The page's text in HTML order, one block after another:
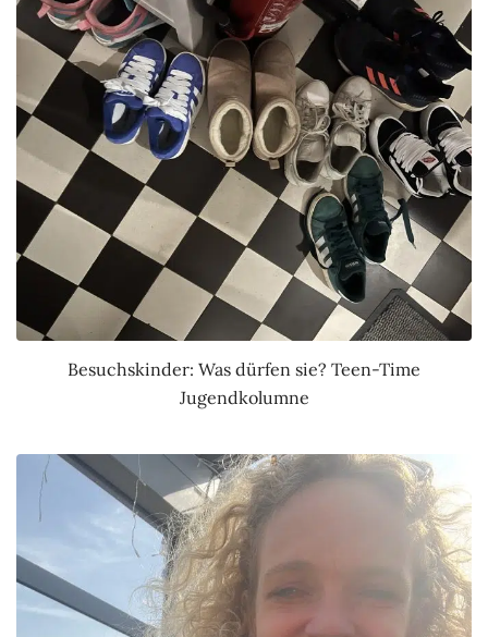
Besuchskinder: Was dürfen sie? Teen-Time
Jugendkolumne